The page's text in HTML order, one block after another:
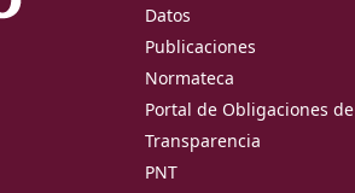
Datos
Publicaciones
Normateca
Portal de Obligaciones de
Transparencia
PNT